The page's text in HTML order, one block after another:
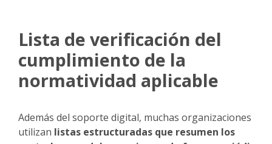
Lista de verificación del
cumplimiento de la
normatividad aplicable
Además del soporte digital, muchas organizaciones
utilizan listas estructuradas que resumen los